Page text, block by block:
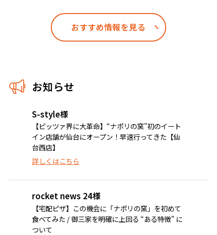
おすすめ情報を見る
お知らせ
S-style様
【ピッツァ界に大革命】“ナポリの窯”初のイート
イン店舗が仙台にオープン！早速行ってきた【仙
台西店】
詳しくはこちら
rocket news 24様
【宅配ピザ】この機会に「ナポリの窯」を初めて
食べてみた / 御三家を明確に上回る “ある特徴” に
ついて